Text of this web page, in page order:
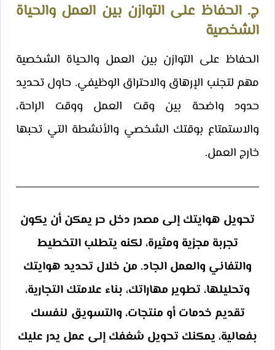
ج. الحفاظ على التوازن بين العمل والحياة
الشخصية
الحفاظ على التوازن بين العمل والحياة الشخصية
مهم لتجنب الإرهاق والاحتراق الوظيفي. حاول تحديد
حدود واضحة بين وقت العمل ووقت الراحة،
والاستمتاع بوقتك الشخصي والأنشطة التي تحبها
خارج العمل.
تحويل هوايتك إلى مصدر دخل حر يمكن أن يكون
تجربة مجزية ومثيرة، لكنه يتطلب التخطيط
والتفاني والعمل الجاد. من خلال تحديد هوايتك
وتحليلها، تطوير مهاراتك، بناء علامتك التجارية،
تقديم خدمات أو منتجات، والتسويق لنفسك
بفعالية، يمكنك تحويل شغفك إلى عمل يدر عليك